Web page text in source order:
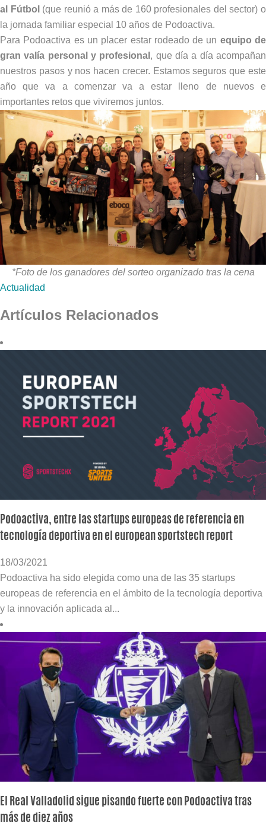
al Fútbol (que reunió a más de 160 profesionales del sector) o
la jornada familiar especial 10 años de Podoactiva.
Para Podoactiva es un placer estar rodeado de un equipo de
gran valía personal y profesional , que día a día acompañan
nuestros pasos y nos hacen crecer. Estamos seguros que este
año que va a comenzar va a estar lleno de nuevos e
importantes retos que viviremos juntos.
*Foto de los ganadores del sorteo organizado tras la cena
Actualidad
Artículos Relacionados
Podoactiva, entre las startups europeas de referencia en
tecnología deportiva en el european sportstech report
18/03/2021
Podoactiva ha sido elegida como una de las 35 startups
europeas de referencia en el ámbito de la tecnología deportiva
y la innovación aplicada al...
El Real Valladolid sigue pisando fuerte con Podoactiva tras
más de diez años